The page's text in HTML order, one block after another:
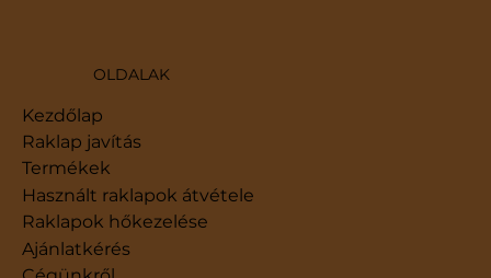
OLDALAK
Kezdőlap
Termékek
Raklap javítás
Használt raklapok átvétele
Raklapok hőkezelése
Ajánlatkérés